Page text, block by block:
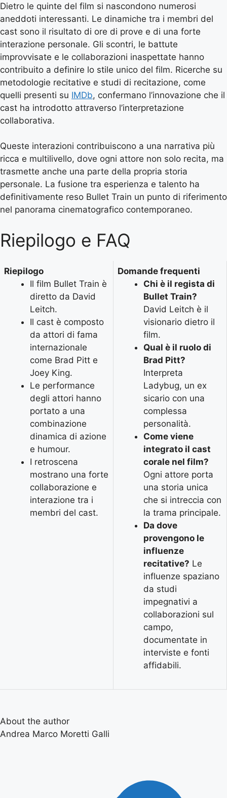
Dietro le quinte del film si nascondono numerosi
aneddoti interessanti. Le dinamiche tra i membri del
cast sono il risultato di ore di prove e di una forte
interazione personale. Gli scontri, le battute
improvvisate e le collaborazioni inaspettate hanno
contribuito a definire lo stile unico del film. Ricerche su
metodologie recitative e studi di recitazione, come
quelli presenti su IMDb, confermano l’innovazione che il
cast ha introdotto attraverso l’interpretazione
collaborativa.
Queste interazioni contribuiscono a una narrativa più
ricca e multilivello, dove ogni attore non solo recita, ma
trasmette anche una parte della propria storia
personale. La fusione tra esperienza e talento ha
definitivamente reso Bullet Train un punto di riferimento
nel panorama cinematografico contemporaneo.
Riepilogo e FAQ
Riepilogo
Il film Bullet Train è
diretto da David
Leitch.
Il cast è composto
da attori di fama
internazionale
come Brad Pitt e
Joey King.
Le performance
degli attori hanno
portato a una
combinazione
dinamica di azione
e humour.
I retroscena
mostrano una forte
collaborazione e
interazione tra i
membri del cast.
Domande frequenti
Chi è il regista di
Bullet Train?
David Leitch è il
visionario dietro il
film.
Qual è il ruolo di
Brad Pitt?
Interpreta
Ladybug, un ex
sicario con una
complessa
personalità.
Come viene
integrato il cast
corale nel film?
Ogni attore porta
una storia unica
che si intreccia con
la trama principale.
Da dove
provengono le
influenze
recitative? Le
influenze spaziano
da studi
impegnativi a
collaborazioni sul
campo,
documentate in
interviste e fonti
affidabili.
About the author
Andrea Marco Moretti Galli